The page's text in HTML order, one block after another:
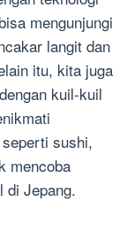
mengunjungi
langit dan
itu, kita juga
kuil-kuil
sushi,
mencoba
di Jepang.